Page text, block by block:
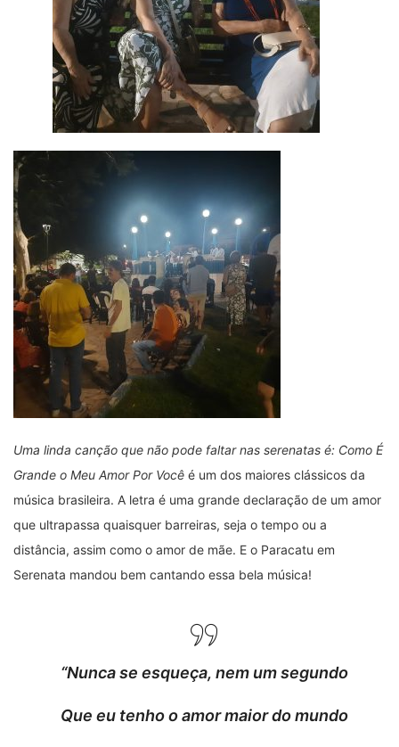
Uma linda canção que não pode faltar nas serenatas é: Como É
Grande o Meu Amor Por Você é um dos maiores clássicos da
música brasileira. A letra é uma grande declaração de um amor
que ultrapassa quaisquer barreiras, seja o tempo ou a
distância, assim como o amor de mãe. E o Paracatu em
Serenata mandou bem cantando essa bela música!
“Nunca se esqueça, nem um segundo
Que eu tenho o amor maior do mundo